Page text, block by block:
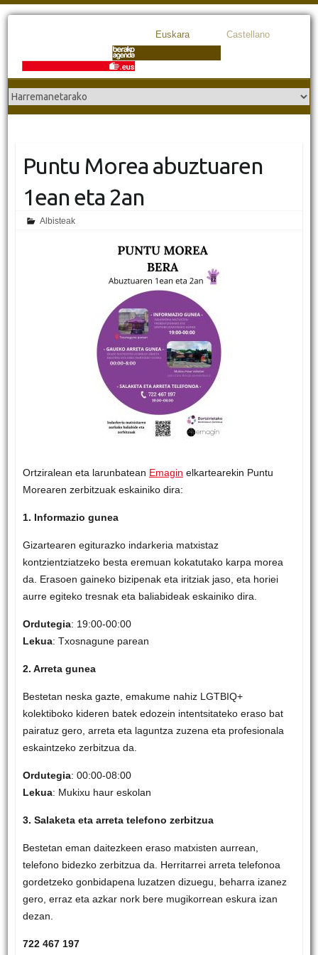
Euskara Castellano
Puntu Morea abuztuaren
1ean eta 2an
Albisteak
Ortziralean eta larunbatean Emagin elkartearekin Puntu
Morearen zerbitzuak eskainiko dira:
1. Informazio gunea
Gizartearen egiturazko indarkeria matxistaz
kontzientziatzeko besta eremuan kokatutako karpa morea
da. Erasoen gaineko bizipenak eta iritziak jaso, eta horiei
aurre egiteko tresnak eta baliabideak eskainiko dira.
Ordutegia: 19:00-00:00
Lekua: Txosnagune parean
2. Arreta gunea
Bestetan neska gazte, emakume nahiz LGTBIQ+
kolektiboko kideren batek edozein intentsitateko eraso bat
pairatuz gero, arreta eta laguntza zuzena eta profesionala
eskaintzeko zerbitzua da.
Ordutegia: 00:00-08:00
Lekua: Mukixu haur eskolan
3. Salaketa eta arreta telefono zerbitzua
Bestetan eman daitezkeen eraso matxisten aurrean,
telefono bidezko zerbitzua da. Herritarrei arreta telefonoa
gordetzeko gonbidapena luzatzen dizuegu, beharra izanez
gero, erraz eta azkar nork bere mugikorrean eskura izan
dezan.
722 467 197